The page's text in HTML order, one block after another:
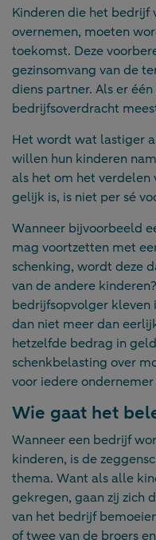
Kinderen die het bedrijf
overnemen, moeten
toekomst. Deze
gezinsomvang van de
diens partner. Als er
bedrijfsoverdracht
Het wordt wat lastiger
willen hun kinderen
als het om het verdelen
gelijk is, is niet per sé
Wanneer bijvoorbeeld
mag voortzetten met
schenking, wordt deze
van de andere
bedrijfsopvolger kleven
dan niet meer dan
hetzelfde bedrag in
schenkbelasting over
voor iedere ondernemer
Wie gaat het
Wanneer een bedrijf
kinderen, is de
thema. Want als alle
gekregen, gaan zij zich
van het bedrijf
of twee van de broers